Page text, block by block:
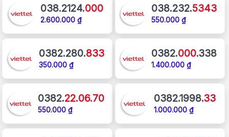
038.2124.000
2.600.000 ₫
038.232.5343
550.000 ₫
0382.280.833
350.000 ₫
0382.000.338
1.400.000 ₫
0382.22.06.70
550.000 ₫
0382.1998.33
1.000.000 ₫